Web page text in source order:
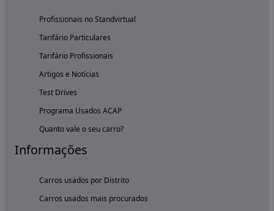
Profissionais no Standvirtual
Tarifário Particulares
Tarifário Profissionais
Artigos e Notícias
Test Drives
Programa Usados ACAP
Quanto vale o seu carro?
Informações
Carros usados por Distrito
Carros usados mais procurados